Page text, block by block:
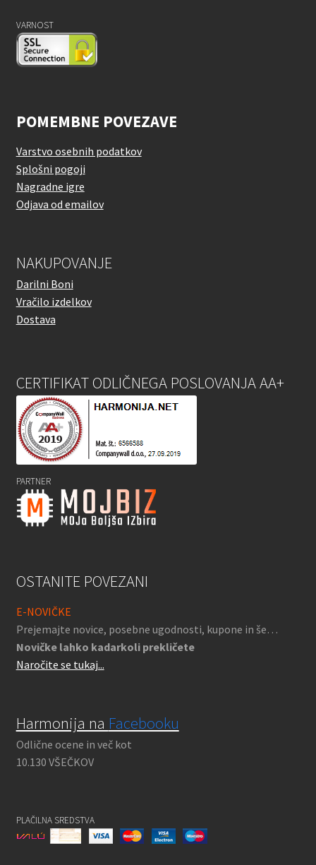
VARNOST
POMEMBNE POVEZAVE
Varstvo osebnih podatkov
Splošni pogoji
Nagradne igre
Odjava od emailov
NAKUPOVANJE
Darilni Boni
Vračilo izdelkov
Dostava
CERTIFIKAT ODLIČNEGA POSLOVANJA AA+
PARTNER
OSTANITE POVEZANI
E-NOVIČKE
Prejemajte novice, posebne ugodnosti, kupone in še…
Novičke lahko kadarkoli prekličete
Naročite se tukaj...
Harmonija na Facebooku
Odlične ocene in več kot
10.130 VŠEČKOV
PLAČILNA SREDSTVA